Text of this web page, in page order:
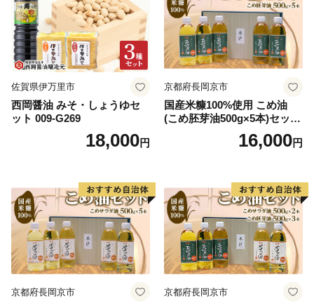
佐賀県伊万里市
西岡醤油 みそ・しょうゆセ
ット 009-G269
18,000円
京都府長岡京市
国産米糠100%使用 こめ油
(こめ胚芽油500g×5本)セット
16,000円
京都府長岡京市 京都府長岡京市